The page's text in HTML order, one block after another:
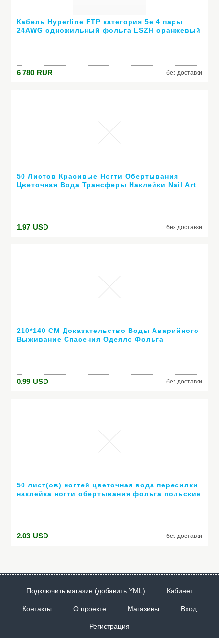
Кабель Hyperline FTP категория 5e 4 пары
24AWG одножильный фольга LSZH оранжевый
6 780 RUR без доставки
50 Листов Красивые Ногти Обертывания
Цветочная Вода Трансферы Наклейки Nail Art
1.97 USD без доставки
210*140 СМ Доказательство Воды Аварийного
Выживание Спасения Одеяло Фольга
0.99 USD без доставки
50 лист(ов) ногтей цветочная вода пересилки
наклейка ногти обертывания фольга польские
2.03 USD без доставки
Подключить магазин (добавить YML) Кабинет
Контакты О проекте Магазины Вход
Регистрация